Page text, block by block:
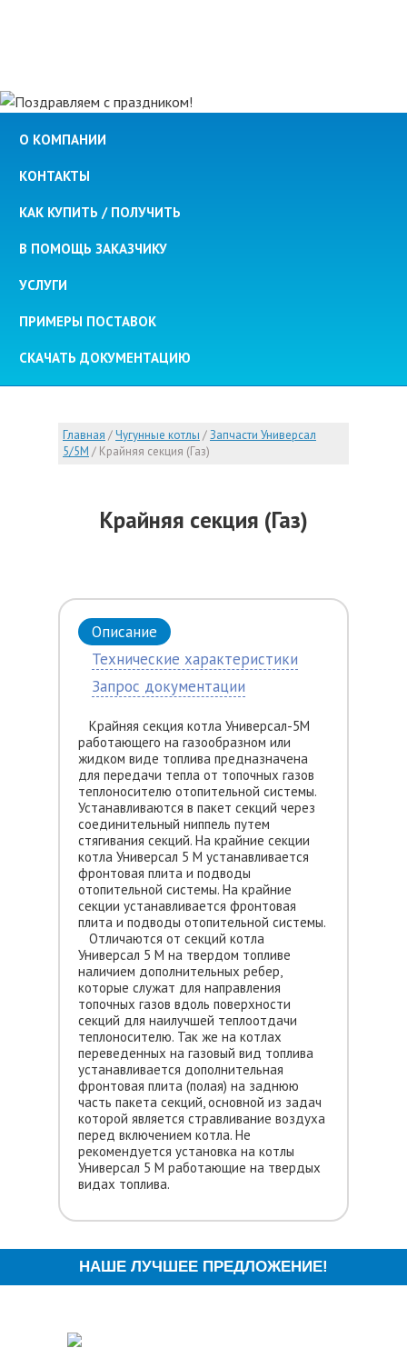
О КОМПАНИИ
КОНТАКТЫ
КАК КУПИТЬ / ПОЛУЧИТЬ
В ПОМОЩЬ ЗАКАЗЧИКУ
УСЛУГИ
ПРИМЕРЫ ПОСТАВОК
СКАЧАТЬ ДОКУМЕНТАЦИЮ
Главная /Чугунные котлы /Запчасти Универсал
5/5М / Крайняя секция (Газ)
Крайняя секция (Газ)
Описание
Технические характеристики
Запрос документации
Крайняя секция котла Универсал-5М
работающего на газообразном или
жидком виде топлива предназначена
для передачи тепла от топочных газов
теплоносителю отопительной системы.
Устанавливаются в пакет секций через
соединительный ниппель путем
стягивания секций. На крайние секции
котла Универсал 5 М устанавливается
фронтовая плита и подводы
отопительной системы. На крайние
секции устанавливается фронтовая
плита и подводы отопительной системы.
Отличаются от секций котла
Универсал 5 М на твердом топливе
наличием дополнительных ребер,
которые служат для направления
топочных газов вдоль поверхности
секций для наилучшей теплоотдачи
теплоносителю. Так же на котлах
переведенных на газовый вид топлива
устанавливается дополнительная
фронтовая плита (полая) на заднюю
часть пакета секций, основной из задач
которой является стравливание воздуха
перед включением котла. Не
рекомендуется установка на котлы
Универсал 5 М работающие на твердых
видах топлива.
НАШЕ ЛУЧШЕЕ ПРЕДЛОЖЕНИЕ!